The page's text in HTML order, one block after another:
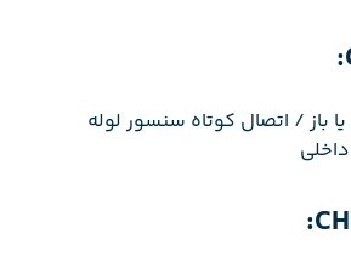
باز / اتصال کوتاه سنسور لوله